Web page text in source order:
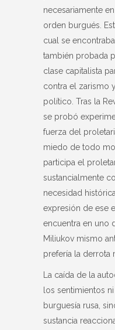
necesariamente
orden burgués.
cual se
también probada
clase capitalista
contra el zarismo
político. Tras la
se probó
fuerza del
miedo de todo
participa el
sustancialmente
necesidad
expresión de ese
encuentra en uno
Miliukov mismo
prefería la derrota
La caída de la
los sentimientos
burguesía rusa,
sustancia